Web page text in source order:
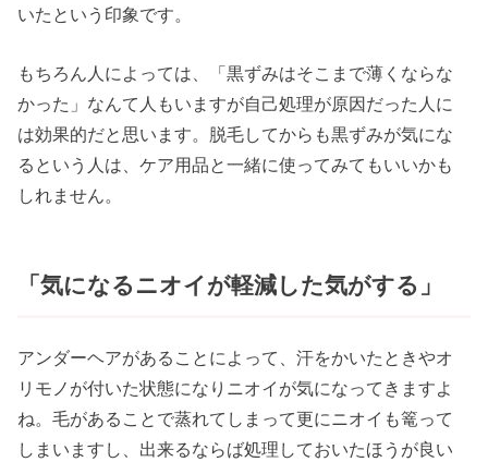
いたという印象です。
もちろん人によっては、「黒ずみはそこまで薄くならな
かった」なんて人もいますが自己処理が原因だった人に
は効果的だと思います。脱毛してからも黒ずみが気にな
るという人は、ケア用品と一緒に使ってみてもいいかも
しれません。
「気になるニオイが軽減した気がする」
アンダーヘアがあることによって、汗をかいたときやオ
リモノが付いた状態になりニオイが気になってきますよ
ね。毛があることで蒸れてしまって更にニオイも篭って
しまいますし、出来るならば処理しておいたほうが良い